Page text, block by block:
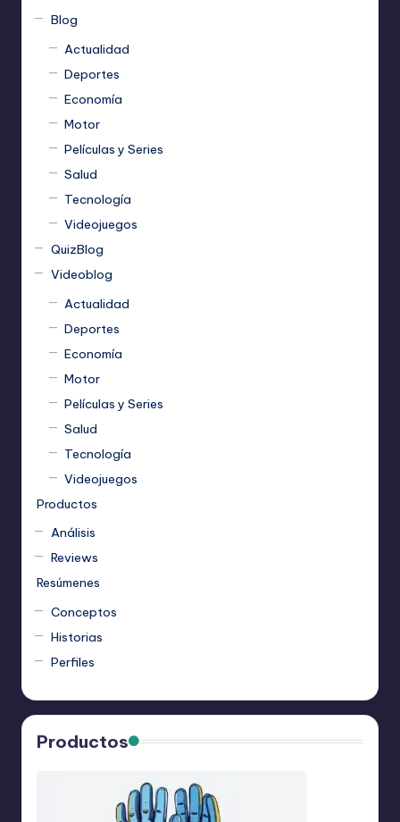
Blog
Actualidad
Deportes
Economía
Motor
Películas y Series
Salud
Tecnología
Videojuegos
QuizBlog
Videoblog
Actualidad
Deportes
Economía
Motor
Películas y Series
Salud
Tecnología
Videojuegos
Productos
Análisis
Reviews
Resúmenes
Conceptos
Historias
Perfiles
Productos